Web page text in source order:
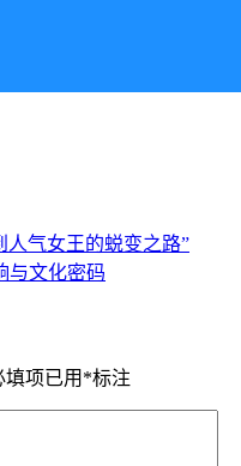
人气女王的蜕变之路”
与文化密码
填项已用 *标注